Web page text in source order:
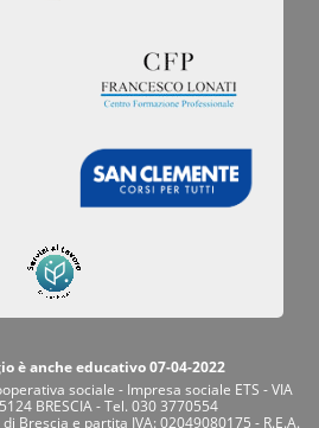
è anche educativo 07-04-2022
sociale - Impresa sociale ETS - VIA
BRESCIA - Tel. 030 3770554
Brescia e partita IVA: 02049080175 - R.E.A.